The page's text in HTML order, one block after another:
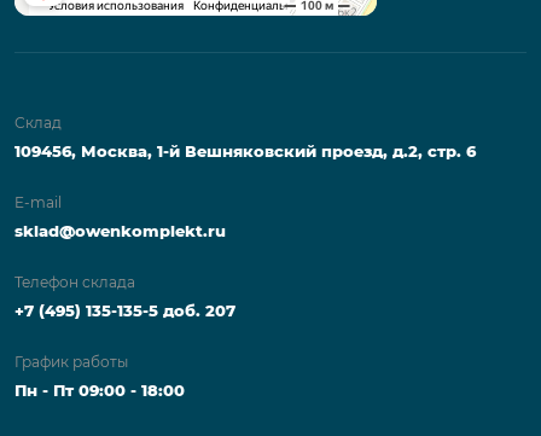
Склад
109456, Москва, 1-й Вешняковский проезд, д.2, стр. 6
E-mail
sklad@owenkomplekt.ru
Телефон склада
+7 (495) 135-135-5 доб. 207
График работы
Пн - Пт 09:00 - 18:00